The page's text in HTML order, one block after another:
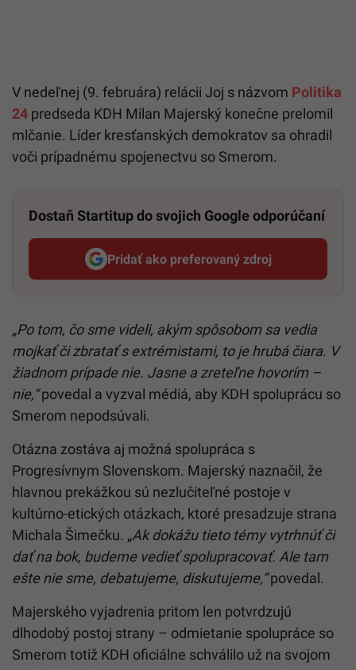
V nedeľnej (9. februára) relácii Joj s názvom Politika
24 predseda KDH Milan Majerský konečne prelomil
mlčanie. Líder kresťanských demokratov sa ohradil
voči prípadnému spojenectvu so Smerom.
Dostaň Startitup do svojich Google odporúčaní
Pridať ako preferovaný zdroj
Startitup, odkaz sa otvorí v
„Po tom, čo sme videli, akým spôsobom sa vedia
mojkať či zbratať s extrémistami, to je hrubá čiara. V
žiadnom prípade nie. Jasne a zreteľne hovorím –
nie,“povedal a vyzval médiá, aby KDH spoluprácu so
Smerom nepodsúvali.
Otázna zostáva aj možná spolupráca s
Progresívnym Slovenskom. Majerský naznačil, že
hlavnou prekážkou sú nezlučiteľné postoje v
kultúrno-etických otázkach, ktoré presadzuje strana
Michala Šimečku. „Ak dokážu tieto témy vytrhnúť či
dať na bok, budeme vedieť spolupracovať. Ale tam
ešte nie sme, debatujeme, diskutujeme,“povedal.
Majerského vyjadrenia pritom len potvrdzujú
dlhodobý postoj strany – odmietanie spolupráce so
Smerom totiž KDH oficiálne schválilo už na svojom